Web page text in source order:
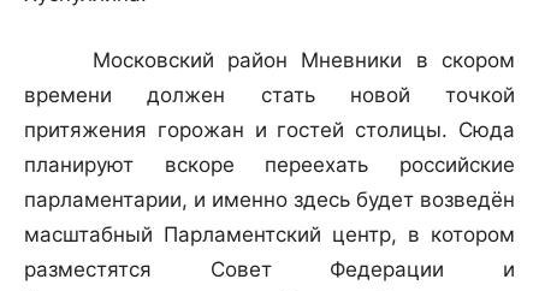
Московский район Мневники в скором
времени должен стать новой точкой
притяжения горожан и гостей столицы. Сюда
планируют вскоре переехать российские
парламентарии, и именно здесь будет возведён
масштабный Парламентский центр, в котором
разместятся Совет Федерации и